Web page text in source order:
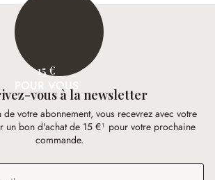
15 €
POUR VOUS
vous à la newsletter
votre abonnement, vous recevrez avec votre
un bon d'achat de 15 €¹ pour votre prochaine
commande.